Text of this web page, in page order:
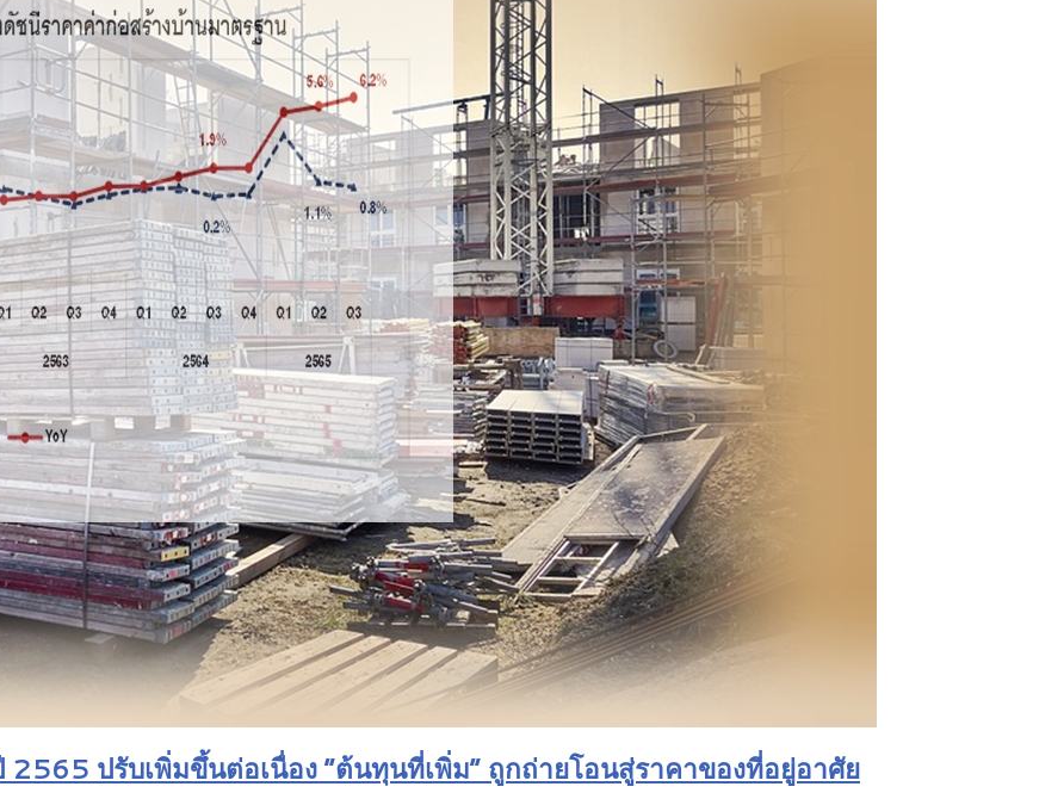
ปรับเพิ่มขึ้นต่อเนื่อง “ต้นทุนที่เพิ่ม” ถูกถ่ายโอนสู่ราคาของที่อยู่อาศัย